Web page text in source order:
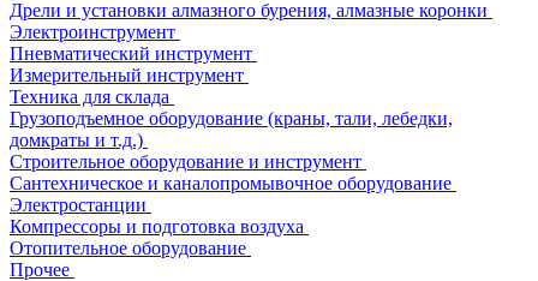
Дрели и установки алмазного бурения, алмазные коронки
Электроинструмент
Пневматический инструмент
Измерительный инструмент
Техника для склада
Грузоподъемное оборудование (краны, тали, лебедки,
домкраты и т.д.)
Строительное оборудование и инструмент
Сантехническое и каналопромывочное оборудование
Электростанции
Компрессоры и подготовка воздуха
Отопительное оборудование
Прочее